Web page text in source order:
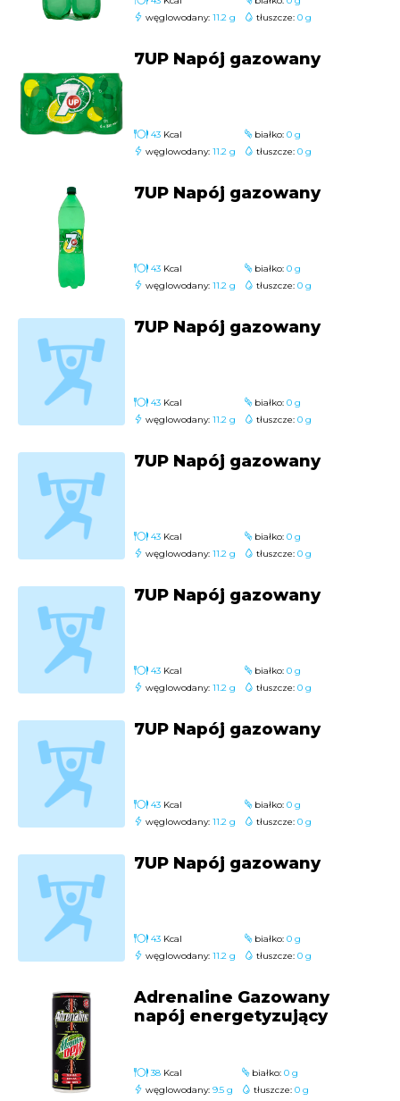
węglowodany: 11.2 g
tłuszcze: 0 g
7UP Napój gazowany
43 Kcal
węglowodany: 11.2 g
białko: 0 g
tłuszcze: 0 g
7UP Napój gazowany
43 Kcal
węglowodany: 11.2 g
białko: 0 g
tłuszcze: 0 g
7UP Napój gazowany
43 Kcal
węglowodany: 11.2 g
białko: 0 g
tłuszcze: 0 g
7UP Napój gazowany
43 Kcal
węglowodany: 11.2 g
białko: 0 g
tłuszcze: 0 g
7UP Napój gazowany
43 Kcal
węglowodany: 11.2 g
białko: 0 g
tłuszcze: 0 g
7UP Napój gazowany
43 Kcal
węglowodany: 11.2 g
białko: 0 g
tłuszcze: 0 g
7UP Napój gazowany
43 Kcal
węglowodany: 11.2 g
białko: 0 g
tłuszcze: 0 g
Adrenaline Gazowany
napój energetyzujący
38 Kcal
węglowodany: 9.5 g
białko: 0 g
tłuszcze: 0 g